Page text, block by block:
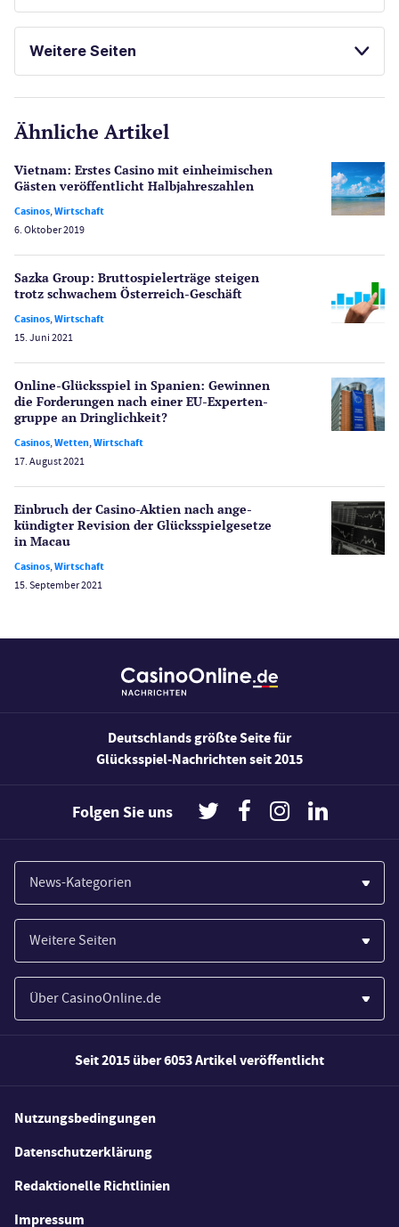
Gesetzgebung
Lotterie
Poker
Schlagzeilen
Spiele
Spielerschutz
Sport
Wetten
Wirtschaft
Weitere Seiten
CasinoOnline.de
Merkur Casinos
Casino Testberichte
Bonus Ohne Einzahlung
Ähnliche Artikel
Vietnam: Erstes Casino mit einheimischen
Gästen veröffentlicht Halbjahres­zahlen
Casinos,Wirtschaft
6. Oktober 2019
Sazka Group: Brutto­spielerträge steigen
trotz schwachem Österreich-Geschäft
Casinos,Wirtschaft
15. Juni 2021
Online-Glücksspiel in Spanien: Gewinnen
die Forderungen nach einer EU-Experten­
gruppe an Dringlichkeit?
Casinos,Wetten,Wirtschaft
17. August 2021
Einbruch der Casino-Aktien nach ange­
kündigter Revision der Glücksspiel­gesetze
in Macau
Casinos,Wirtschaft
15. September 2021
Deutschlands größte Seite für
Glücksspiel-Nachrichten seit 2015
Folgen Sie uns
News-Kategorien
Casinos
Wirtschaft
Spiele
Weitere Seiten
Paypal Casinos
Novoline Casinos
Merkur Casinos
Casino Testberichte
Casino Bonus Angebote
Kostenlose Spiele
Über CasinoOnline.de
Wie wir bewerten
FAQs
Seit 2015 über 6053 Artikel veröffentlicht
Nutzungsbedingungen
Datenschutzerklärung
Redaktionelle Richtlinien
Impressum